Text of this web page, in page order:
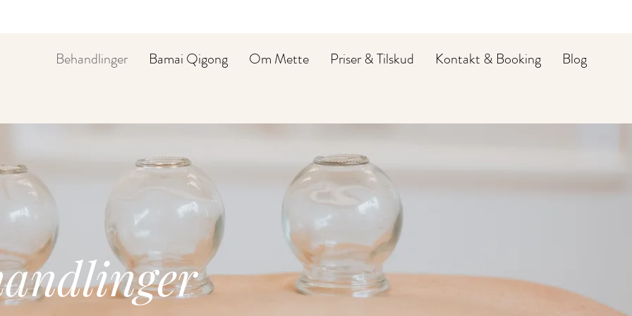
Behandlinger Bamai Qigong Om Mette Priser & Tilskud Kontakt & Booking Blog